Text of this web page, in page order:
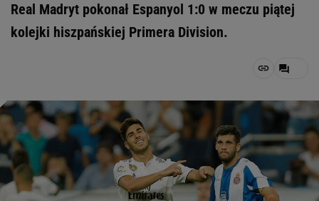
Real Madryt pokonał Espanyol 1:0 w meczu piątej
kolejki hiszpańskiej Primera Division.